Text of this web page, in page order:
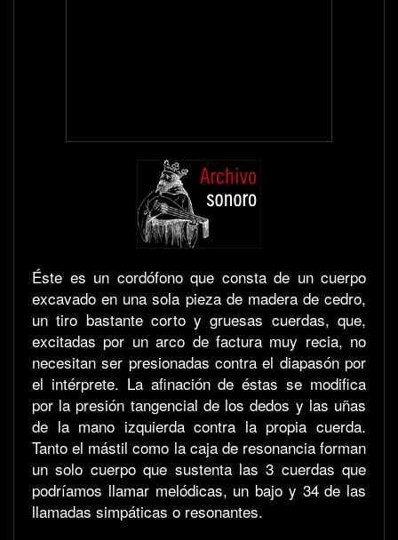
Éste es un cordófono que consta de un cuerpo
excavado en una sola pieza de madera de cedro,
un tiro bastante corto y gruesas cuerdas, que,
excitadas por un arco de factura muy recia, no
necesitan ser presionadas contra el diapasón por
el intérprete. La afinación de éstas se modifica
por la presión tangencial de los dedos y las uñas
de la mano izquierda contra la propia cuerda.
Tanto el mástil como la caja de resonancia forman
un solo cuerpo que sustenta las 3 cuerdas que
podríamos llamar melódicas, un bajo y 34 de las
llamadas simpáticas o resonantes.